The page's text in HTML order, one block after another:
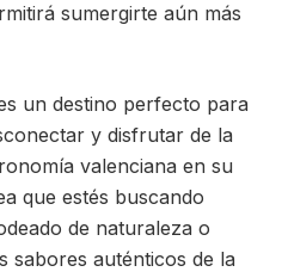
sumergirte aún más
un destino perfecto para
y disfrutar de la
valenciana en su
que estés buscando
de naturaleza o
sabores auténticos de la